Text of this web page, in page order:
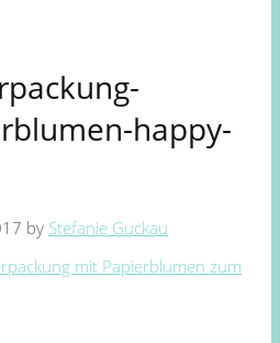
happy-
by Stefanie Guckau